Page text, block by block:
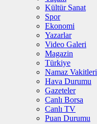
Kültür Sanat
Spor
Ekonomi
Yazarlar
Video Galeri
Magazin
Türkiye
Namaz Vakitleri
Hava Durumu
Gazeteler
Canlı Borsa
Canlı TV
Puan Durumu